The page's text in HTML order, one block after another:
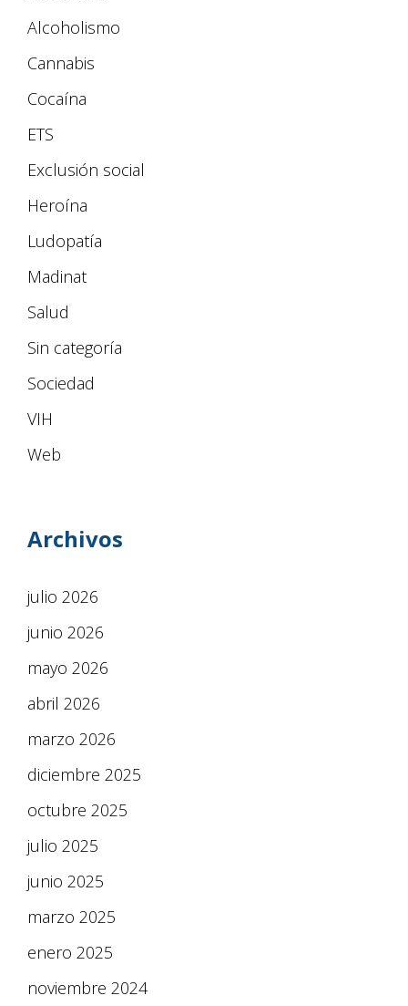
Alcoholismo
Cannabis
Cocaína
ETS
Exclusión social
Heroína
Ludopatía
Madinat
Salud
Sin categoría
Sociedad
VIH
Web
Archivos
julio 2026
junio 2026
mayo 2026
abril 2026
marzo 2026
diciembre 2025
octubre 2025
julio 2025
junio 2025
marzo 2025
enero 2025
noviembre 2024